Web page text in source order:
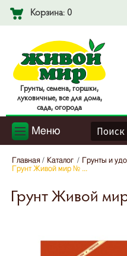
Корзина: 0
Гpyнты, ceмeнa, гopшки,
лyкoвичныe, вce для дoмa,
caдa, oгopoдa
Меню
Главная Каталог Грунты и
Грунт Живой мир № ...
Грунт Живой